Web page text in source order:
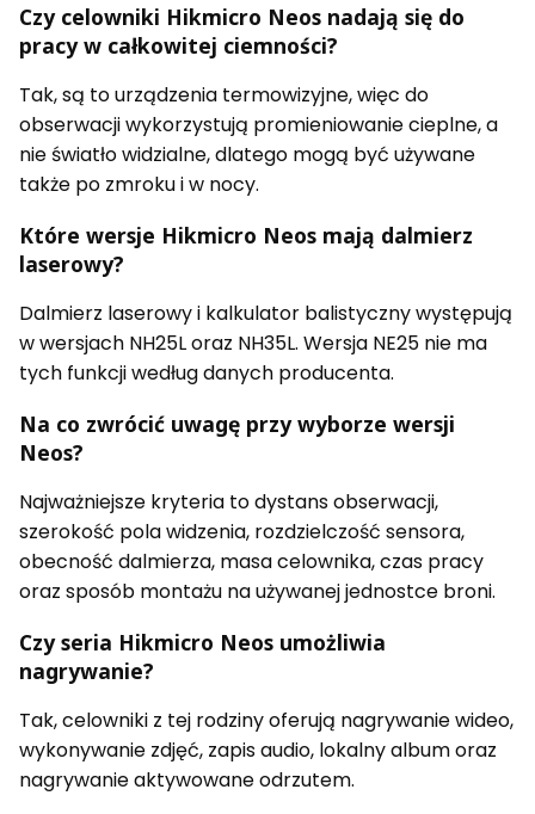
Czy celowniki Hikmicro Neos nadają się do
pracy w całkowitej ciemności?
Tak, są to urządzenia termowizyjne, więc do
obserwacji wykorzystują promieniowanie cieplne, a
nie światło widzialne, dlatego mogą być używane
także po zmroku i w nocy.
Które wersje Hikmicro Neos mają dalmierz
laserowy?
Dalmierz laserowy i kalkulator balistyczny występują
w wersjach NH25L oraz NH35L. Wersja NE25 nie ma
tych funkcji według danych producenta.
Na co zwrócić uwagę przy wyborze wersji
Neos?
Najważniejsze kryteria to dystans obserwacji,
szerokość pola widzenia, rozdzielczość sensora,
obecność dalmierza, masa celownika, czas pracy
oraz sposób montażu na używanej jednostce broni.
Czy seria Hikmicro Neos umożliwia
nagrywanie?
Tak, celowniki z tej rodziny oferują nagrywanie wideo,
wykonywanie zdjęć, zapis audio, lokalny album oraz
nagrywanie aktywowane odrzutem.